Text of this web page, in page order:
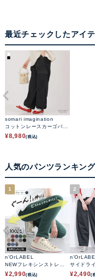
最近チェックしたアイ
somari imagination
コットンレースカーゴパン
ツ
¥8,980(税込)
人気のパンツランキング
1
n'OrLABEL
NEWフレキシンストレッ
チレギパン
¥2,990(税込)
2
サイドラ
カーブパ
¥2,490(